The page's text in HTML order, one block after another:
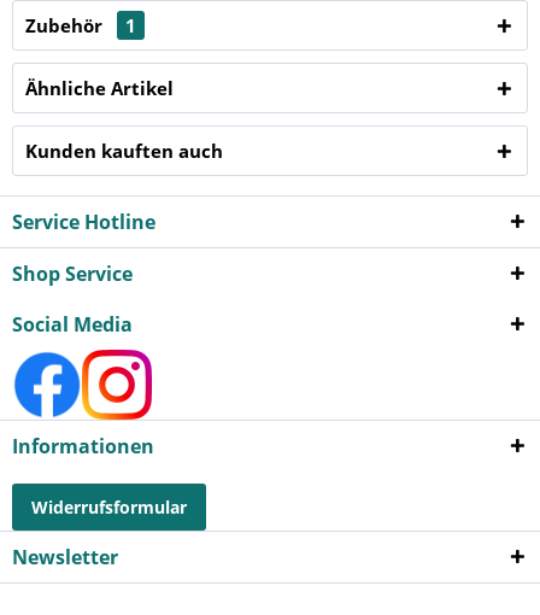
Zubehör 1
Ähnliche Artikel
Kunden kauften auch
Service Hotline
Shop Service
Social Media
Informationen
Widerrufsformular
Newsletter